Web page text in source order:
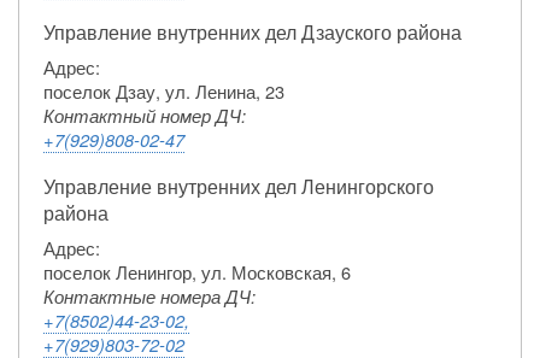
Управление внутренних дел Дзауского района
Адрес:
поселок Дзау, ул. Ленина, 23
Контактный номер ДЧ:
+7(929)808-02-47
Управление внутренних дел Ленингорского
района
Адрес:
поселок Ленингор, ул. Московская, 6
Контактные номера ДЧ:
+7(8502)44-23-02,
+7(929)803-72-02